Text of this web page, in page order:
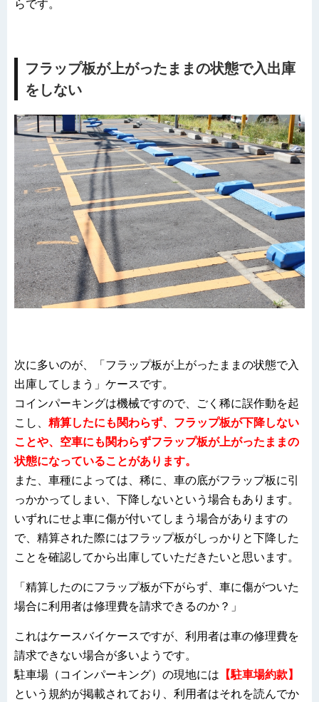
らです。
フラップ板が上がったままの状態で入出庫
をしない
次に多いのが、「フラップ板が上がったままの状態で入
出庫してしまう」ケースです。
コインパーキングは機械ですので、ごく稀に誤作動を起
こし、 精算したにも関わらず、フラップ板が下降しない
ことや、空車にも関わらずフラップ板が上がったままの
状態になっていることがあります。
また、車種によっては、稀に、車の底がフラップ板に引
っかかってしまい、下降しないという場合もあります。
いずれにせよ車に傷が付いてしまう場合がありますの
で、精算された際にはフラップ板がしっかりと下降した
ことを確認してから出庫していただきたいと思います。
「精算したのにフラップ板が下がらず、車に傷がついた
場合に利用者は修理費を請求できるのか？」
これはケースバイケースですが、利用者は車の修理費を
請求できない場合が多いようです。
駐車場（コインパーキング）の現地には 【駐車場約款】
という規約が掲載されており、利用者はそれを読んでか